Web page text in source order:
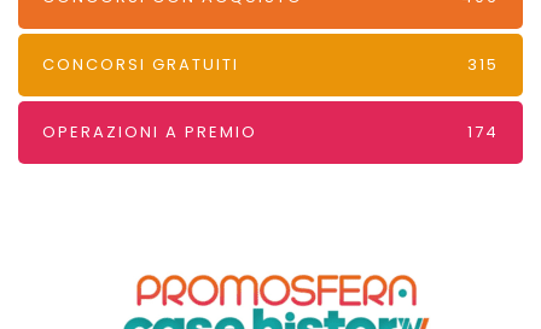
CONCORSI GRATUITI 315
OPERAZIONI A PREMIO 174